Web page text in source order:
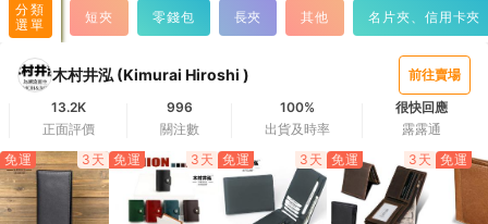
分類
選單
短夾 零錢包 長夾 其他 名片夾、信用卡夾
木村井泓 (Kimurai Hiroshi )
前往賣場
13.2K
正面評價
996
關注數
100%
出貨及時率
很快回應
露露通
免運
3天 免運 3天 免運 3天 免運 3天 免運